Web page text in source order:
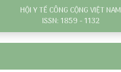
HỘI Y TẾ CÔNG CỘNG VIỆT NAM
ISSN: 1859 - 1132